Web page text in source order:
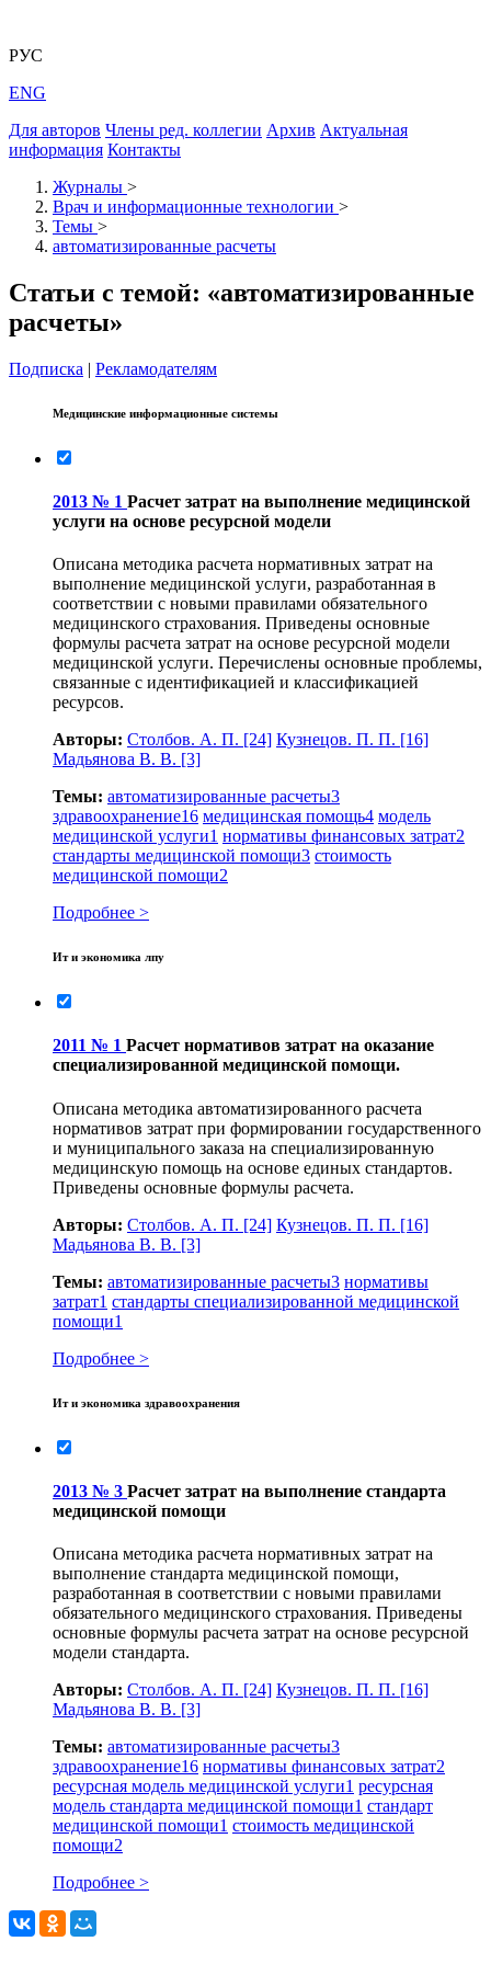
РУС
ENG
Для авторов Члены ред. коллегии Архив Актуальная
информация Контакты
Журналы >
Врач и информационные технологии >
Темы >
автоматизированные расчеты
Статьи с темой: «автоматизированные
расчеты»
Подписка | Рекламодателям
Медицинские информационные системы
2013 № 1 Расчет затрат на выполнение медицинской
услуги на основе ресурсной модели
Описана методика расчета нормативных затрат на
выполнение медицинской услуги, разработанная в
соответствии с новыми правилами обязательного
медицинского страхования. Приведены основные
формулы расчета затрат на основе ресурсной модели
медицинской услуги. Перечислены основные проблемы,
связанные с идентификацией и классификацией
ресурсов.
Авторы: Столбов. А. П. [24] Кузнецов. П. П. [16]
Мадьянова В. В. [3]
Темы: автоматизированные расчеты3
здравоохранение16 медицинская помощь4 модель
медицинской услуги1 нормативы финансовых затрат2
стандарты медицинской помощи3 стоимость
медицинской помощи2
Подробнее >
Ит и экономика лпу
2011 № 1 Расчет нормативов затрат на оказание
специализированной медицинской помощи.
Описана методика автоматизированного расчета
нормативов затрат при формировании государственного
и муниципального заказа на специализированную
медицинскую помощь на основе единых стандартов.
Приведены основные формулы расчета.
Авторы: Столбов. А. П. [24] Кузнецов. П. П. [16]
Мадьянова В. В. [3]
Темы: автоматизированные расчеты3 нормативы
затрат1 стандарты специализированной медицинской
помощи1
Подробнее >
Ит и экономика здравоохранения
2013 № 3 Расчет затрат на выполнение стандарта
медицинской помощи
Описана методика расчета нормативных затрат на
выполнение стандарта медицинской помощи,
разработанная в соответствии с новыми правилами
обязательного медицинского страхования. Приведены
основные формулы расчета затрат на основе ресурсной
модели стандарта.
Авторы: Столбов. А. П. [24] Кузнецов. П. П. [16]
Мадьянова В. В. [3]
Темы: автоматизированные расчеты3
здравоохранение16 нормативы финансовых затрат2
ресурсная модель медицинской услуги1 ресурсная
модель стандарта медицинской помощи1 стандарт
медицинской помощи1 стоимость медицинской
помощи2
Подробнее >